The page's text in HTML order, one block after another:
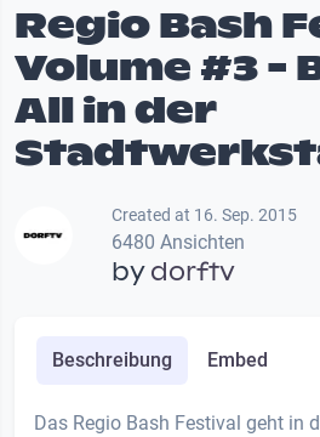
Regio Bash
Volume #3 -
All in der
Created at 16. Sep. 2015
6480 Ansichten
bydorftv
Beschreibung Embed
Das Regio Bash Festival geht in